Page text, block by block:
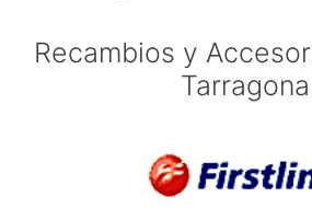
Recambios y
Tarragona